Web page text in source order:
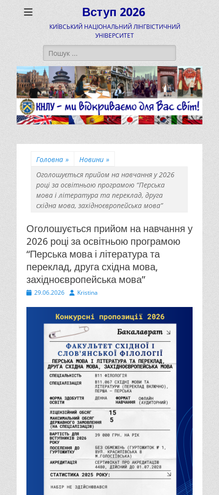
Вступ 2026
КИЇВСЬКИЙ НАЦІОНАЛЬНИЙ ЛІНГВІСТИЧНИЙ
УНІВЕРСИТЕТ
Пошук:
Головна » Новини »
Оголошується прийом на навчання у 2026
році за освітньою програмою “Перська
мова і література та переклад, друга
східна мова, західноєвропейська мова”
Оголошується прийом на навчання у
2026 році за освітньою програмою
“Перська мова і література та
переклад, друга східна мова,
західноєвропейська мова”
Опубліковано
29.06.2026 АвторKristina